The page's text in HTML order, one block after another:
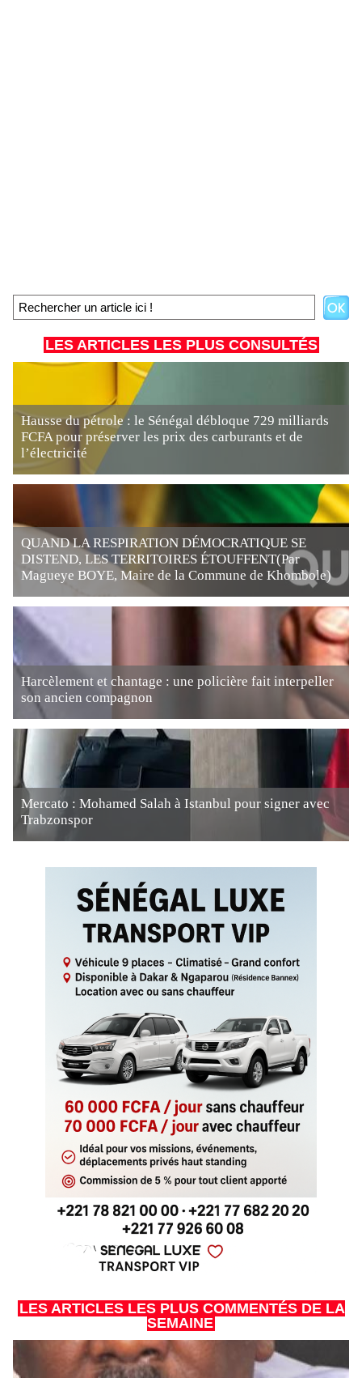
LES ARTICLES LES PLUS CONSULTÉS
Hausse du pétrole : le Sénégal débloque 729 milliards
FCFA pour préserver les prix des carburants et de
l’électricité
QUAND LA RESPIRATION DÉMOCRATIQUE SE
DISTEND, LES TERRITOIRES ÉTOUFFENT(Par
Magueye BOYE, Maire de la Commune de Khombole)
Harcèlement et chantage : une policière fait interpeller
son ancien compagnon
Mercato : Mohamed Salah à Istanbul pour signer avec
Trabzonspor
LES ARTICLES LES PLUS COMMENTÉS DE LA
SEMAINE